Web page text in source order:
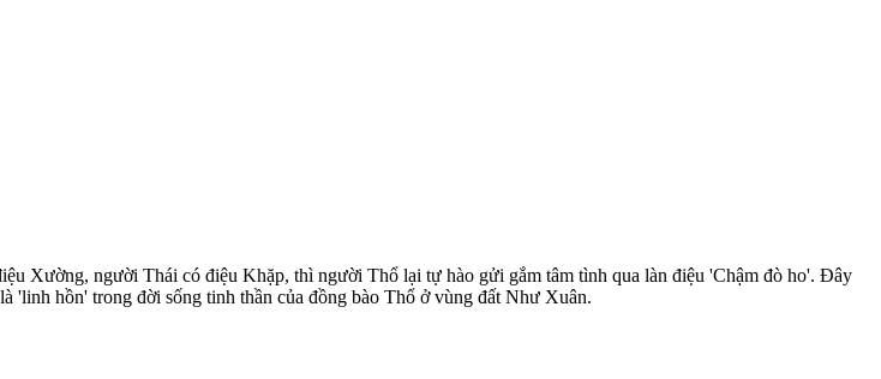
Xường, người Thái có điệu Khặp, thì người Thổ lại tự hào gửi gắm tâm tình qua làn điệu 'Chậm đò ho'. Đây
'linh hồn' trong đời sống tinh thần của đồng bào Thổ ở vùng đất Như Xuân.